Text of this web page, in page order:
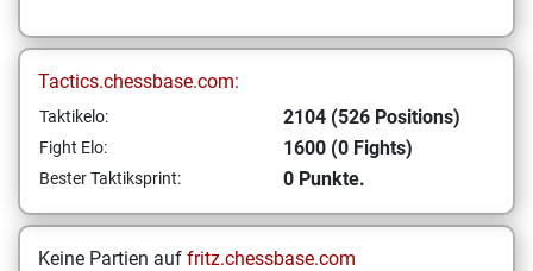
Tactics.chessbase.com:
Taktikelo: 2104 (526 Positions)
Fight Elo: 1600 (0 Fights)
Bester Taktiksprint: 0 Punkte.
Keine Partien auf fritz.chessbase.com